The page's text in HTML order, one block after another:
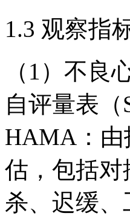
1.3 观察指
（1）不
自评量表
HAMA：由
估，包括
杀、迟缓